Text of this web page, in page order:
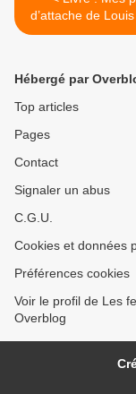
d’attache de
Hébergé par
Top articles
Pages
Contact
Signaler un abus
C.G.U.
Cookies et données
Préférences cookies
Voir le profil de Les
Overblog